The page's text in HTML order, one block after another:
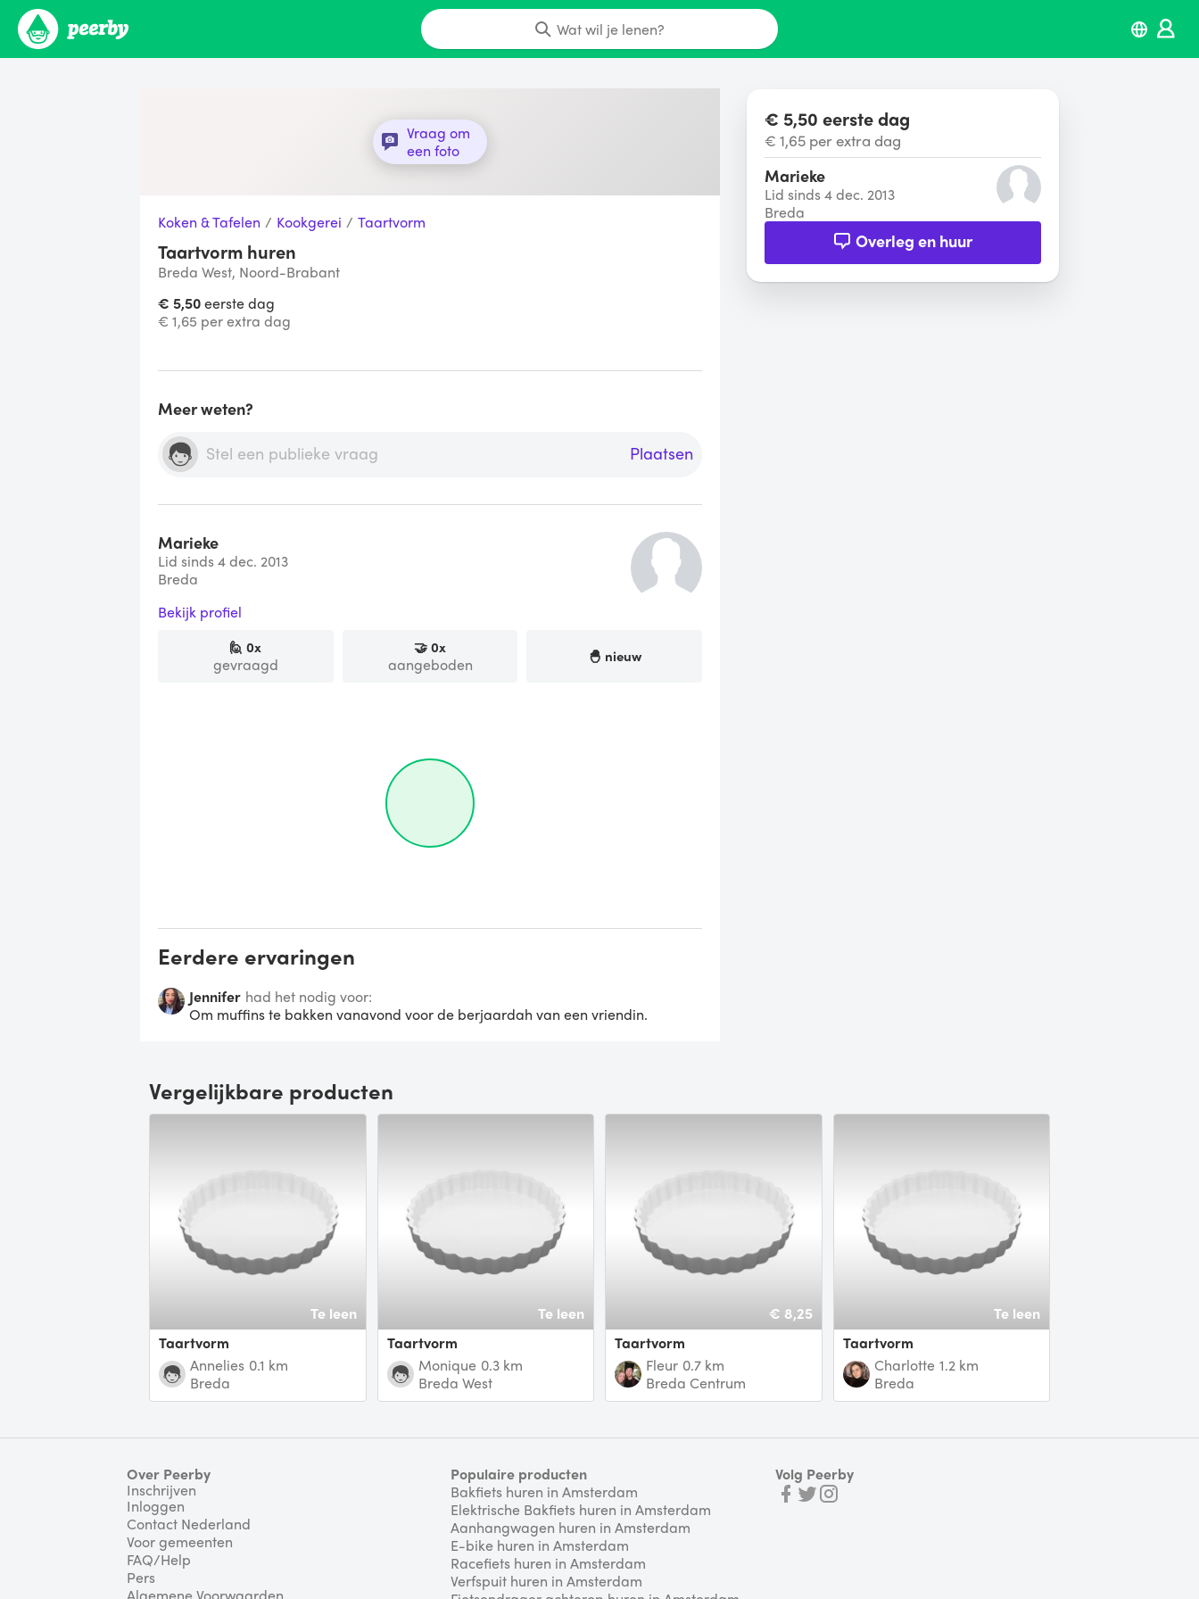
Wat wil je lenen?
Vraag om
een foto
Koken & Tafelen / Kookgerei / Taartvorm
Taartvorm huren
Breda West, Noord-Brabant
€ 5,50eerste dag
€ 1,65 per extra dag
Meer weten?
Plaatsen
Marieke
Lid sinds 4 dec. 2013
Breda
Bekijk profiel
🙋0x
gevraagd
🤝0x
aangeboden 🐣 nieuw
Eerdere ervaringen
Jennifer had het nodig voor:
Om muffins te bakken vanavond voor de berjaardah van een vriendin.
Vergelijkbare producten
Te leen
Taartvorm
Annelies 0.1 km
Breda
Te leen
Taartvorm
Monique 0.3 km
Breda West
€ 8,25
taartvorm
Fleur 0.7 km
Breda Centrum
Te leen
Taartvorm
Charlotte 1.2 km
Breda
Over Peerby
Inschrijven
Inloggen
Contact Nederland
Voor gemeenten
FAQ/Help
Pers
Populaire producten
Bakfiets huren in Amsterdam
Elektrische Bakfiets huren in Amsterdam
Aanhangwagen huren in Amsterdam
E-bike huren in Amsterdam
Racefiets huren in Amsterdam
Verfspuit huren in Amsterdam
Volg Peerby
€ 5,50 eerste dag
€ 1,65 per extra dag
Marieke
Lid sinds 4 dec. 2013
Breda
Overleg en huur